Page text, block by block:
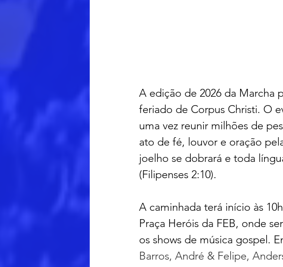
A edição de 2026 da Marcha
feriado de Corpus Christi. O
uma vez reunir milhões de
ato de fé, louvor e oração
joelho se dobrará e toda
(Filipenses 2:10).
A caminhada terá início às
Praça Heróis da FEB, onde
os shows de música gospel.
Barros, André & Felipe,